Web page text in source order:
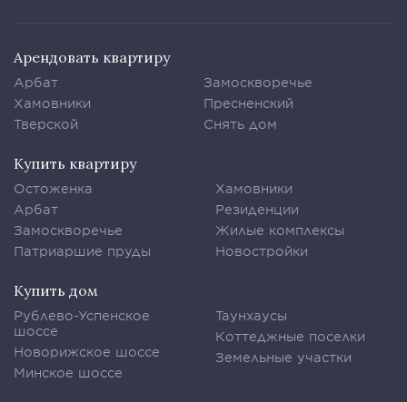
Арендовать квартиру
Арбат
Хамовники
Тверской
Замоскворечье
Пресненский
Снять дом
Купить квартиру
Остоженка
Арбат
Замоскворечье
Патриаршие пруды
Хамовники
Резиденции
Жилые комплексы
Новостройки
Купить дом
Рублево-Успенское
шоссе
Новорижское шоссе
Минское шоссе
Таунхаусы
Коттеджные поселки
Земельные участки